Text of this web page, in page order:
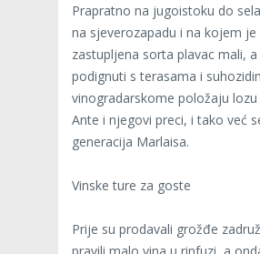
Prapratno na jugoistoku do
na sjeverozapadu i na kojem je
zastupljena sorta plavac mali,
podignuti s terasama i
vinogradarskome položaju lozu
Ante i njegovi preci, i tako već
generacija Marlaisa.
Vinske ture za goste
Prije su prodavali grožđe
pravili malo vina u rinfuzi, a